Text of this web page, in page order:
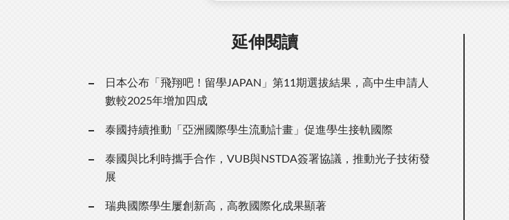
延伸閱讀
日本公布「飛翔吧！留學JAPAN」第11期選拔結果，高中生申請人
數較2025年增加四成
泰國持續推動「亞洲國際學生流動計畫」促進學生接軌國際
泰國與比利時攜手合作，VUB與NSTDA簽署協議，推動光子技術發
展
瑞典國際學生屢創新高，高教國際化成果顯著